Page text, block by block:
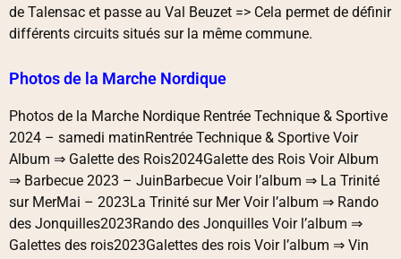
de Talensac et passe au Val Beuzet => Cela permet de définir
différents circuits situés sur la même commune.
Photos de la Marche Nordique
Photos de la Marche Nordique Rentrée Technique & Sportive
2024 – samedi matinRentrée Technique & Sportive Voir
Album ⇒ Galette des Rois2024Galette des Rois Voir Album
⇒ Barbecue 2023 – JuinBarbecue Voir l’album ⇒ La Trinité
sur MerMai – 2023La Trinité sur Mer Voir l’album ⇒ Rando
des Jonquilles2023Rando des Jonquilles Voir l’album ⇒
Galettes des rois2023Galettes des rois Voir l’album ⇒ Vin